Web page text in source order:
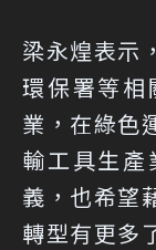
梁永煌表示
環保署等相
業，在綠色
輸工具生
義，也希望
轉型有更多